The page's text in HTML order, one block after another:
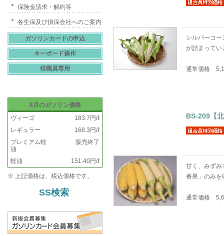
保険金請求・解約等
各生保及び損保会社へのご案内
ガソリンカードの申込
キーボード操作
役職員専用
8月のガソリン価格
ヴィーゴ
183.7円/ℓ
レギュラー
168.3円/ℓ
プレミアム軽
油
販売終了
軽油 151.40円/ℓ
※ 上記価格は、税込価格です。
SS検索
シルバーコ
が詰まってい
通常価格
BS-209【
甘く、みずみ
番果」のみを
通常価格